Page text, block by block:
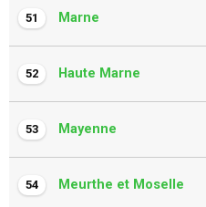
51 Marne
52 Haute Marne
53 Mayenne
54 Meurthe et Moselle